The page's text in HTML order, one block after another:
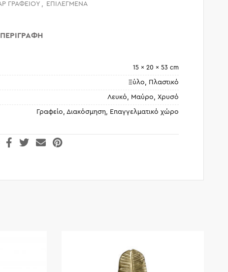
ΓΡΑΦΕΙΟΥ , ΕΠΙΛΕΓΜΕΝΑ
ΠΕΡΙΓΡΑΦΉ
15 × 20 × 53 cm
Ξύλο, Πλαστικό
Λευκό, Μαύρο, Χρυσό
Γραφείο, Διακόσμηση, Επαγγελματικό χώρο